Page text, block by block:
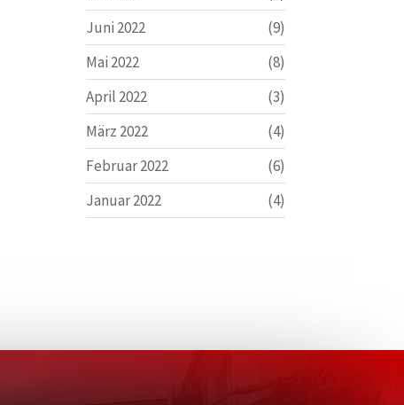
Juni 2022
(9)
Mai 2022
(8)
April 2022
(3)
März 2022
(4)
Februar 2022
(6)
Januar 2022
(4)